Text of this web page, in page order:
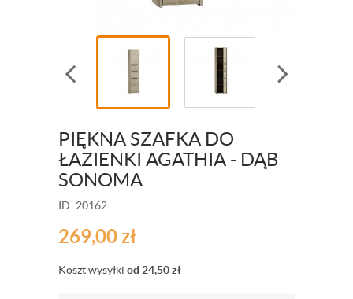
PIĘKNA SZAFKA DO
ŁAZIENKI AGATHIA - DĄB
SONOMA
ID: 20162
269,00zł
Koszt wysyłki od 24,50zł